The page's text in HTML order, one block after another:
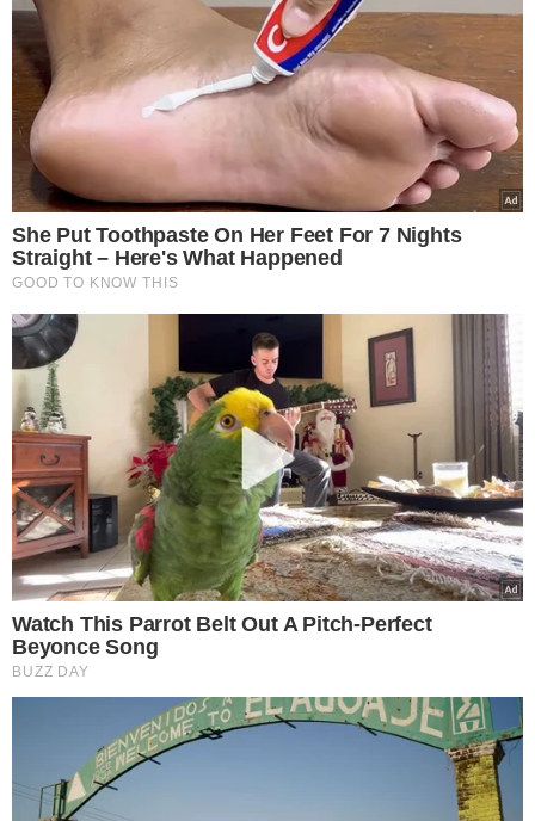
She Put Toothpaste On Her Feet For 7 Nights
Straight – Here's What Happened
GOOD TO KNOW THIS
Watch This Parrot Belt Out A Pitch-Perfect
Beyonce Song
BUZZ DAY